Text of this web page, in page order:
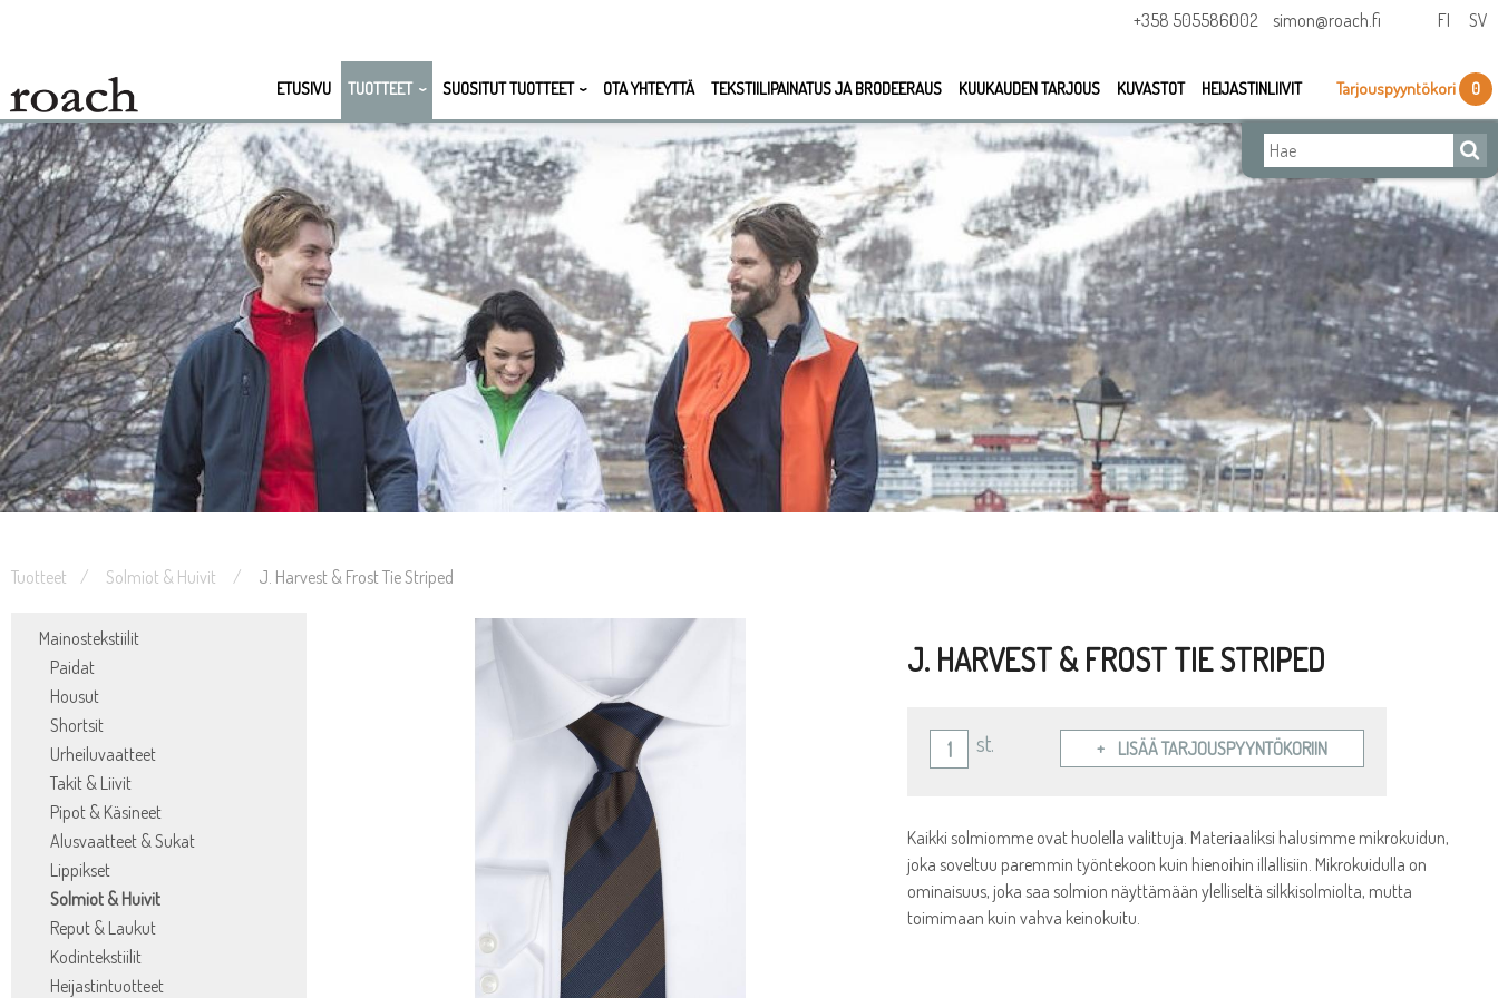
+358 505586002 simon@roach.fi FI SV
ETUSIVU TUOTTEET SUOSITUT TUOTTEET OTA YHTEYTTÄ TEKSTIILIPAINATUS JA BRODEERAUS KUUKAUDEN TARJOUS KUVASTOT HEIJASTINLIIVIT Tarjouspyyntökori 0
Tuotteet Solmiot & Huivit J. Harvest & Frost Tie Striped
Mainostekstiilit
Paidat
Housut
Shortsit
Urheiluvaatteet
Takit & Liivit
Pipot & Käsineet
Alusvaatteet & Sukat
Lippikset
Solmiot & Huivit
Reput & Laukut
Kodintekstiilit
Heijastintuotteet
J. HARVEST & FROST TIE STRIPED
st. LISÄÄ TARJOUSPYYNTÖKORIIN
Kaikki solmiomme ovat huolella valittuja. Materiaaliksi halusimme mikrokuidun,
joka soveltuu paremmin työntekoon kuin hienoihin illallisiin. Mikrokuidulla on
ominaisuus, joka saa solmion näyttämään ylelliseltä silkkisolmiolta, mutta
toimimaan kuin vahva keinokuitu.